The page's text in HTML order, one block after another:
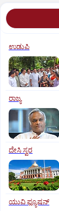
ಉಡುಪಿ
ರಾಜ್ಯ
ದೇಸಿ ಸ್ವರ
ಯುವಿ ಫ್ಯೂಷನ್